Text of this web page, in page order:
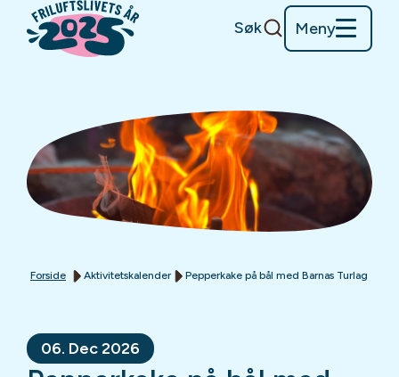
Søk Meny
Forside Aktivitetskalender Pepperkake på bål med Barnas Turlag
06. Dec 2026